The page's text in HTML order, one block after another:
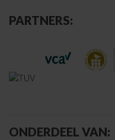
PARTNERS:
ONDERDEEL VAN: